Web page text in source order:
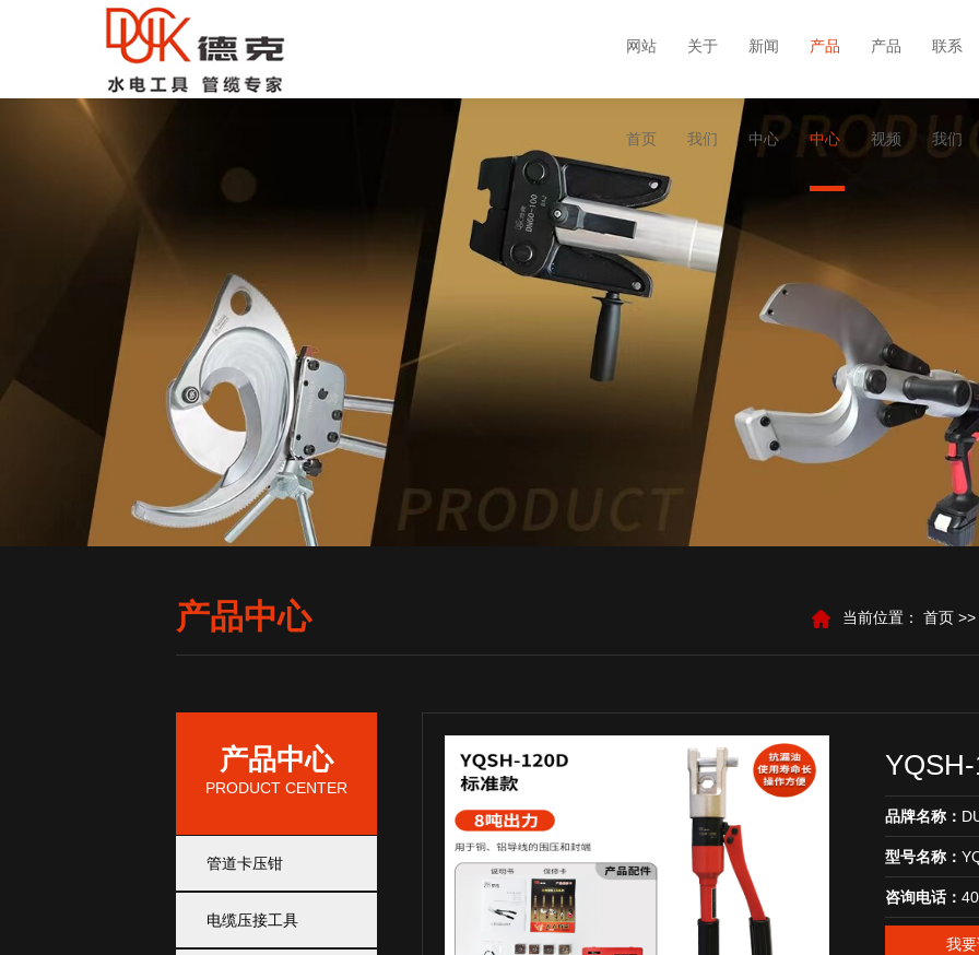
网站
首页
关于
我们
新闻
中心
产品
中心
产品
视频
联系
我们
产品中心 当前位置： 首页>>
产品中心
PRODUCT CENTER
管道卡压钳
电缆压接工具
品牌名称：
型号名称：
咨询电话：
我